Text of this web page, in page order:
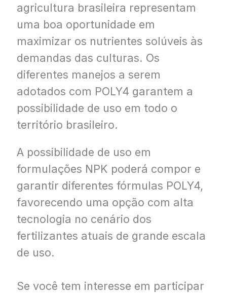
agricultura brasileira representam
uma boa oportunidade em
maximizar os nutrientes solúveis às
demandas das culturas. Os
diferentes manejos a serem
adotados com POLY4 garantem a
possibilidade de uso em todo o
território brasileiro.
A possibilidade de uso em
formulações NPK poderá compor e
garantir diferentes fórmulas POLY4,
favorecendo uma opção com alta
tecnologia no cenário dos
fertilizantes atuais de grande escala
de uso.
Se você tem interesse em participar